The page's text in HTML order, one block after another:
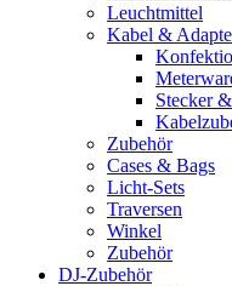
Leuchtmittel
Kabel &
Stecker
Zubehör
Cases & Bags
Licht-Sets
Traversen
Winkel
Zubehör
DJ-Zubehör